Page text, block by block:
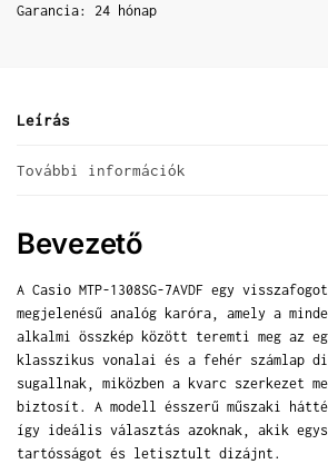
Garancia: 24 hónap
Leírás
További információk
Bevezető
A Casio MTP-1308SG-7AVDF egy
megjelenésű analóg karóra, amely a
alkalmi összkép között teremti meg az
klasszikus vonalai és a fehér számlap
sugallnak, miközben a kvarc szerkezet
biztosít. A modell ésszerű műszaki
így ideális választás azoknak, akik
tartósságot és letisztult dizájnt.